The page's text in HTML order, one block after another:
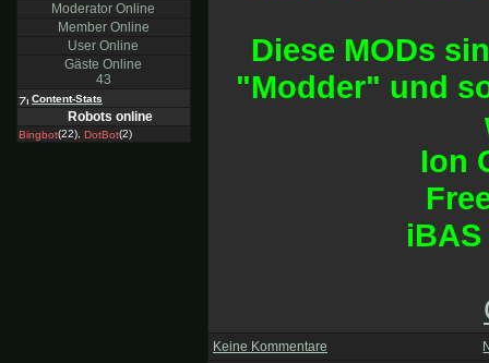
Moderator Online
Member Online
User Online
Gäste Online
43
Content-Stats
Robots online
Bingbot(22), DotBot(2)
Diese MODs
"Modder" und
Ion
Keine Kommentare